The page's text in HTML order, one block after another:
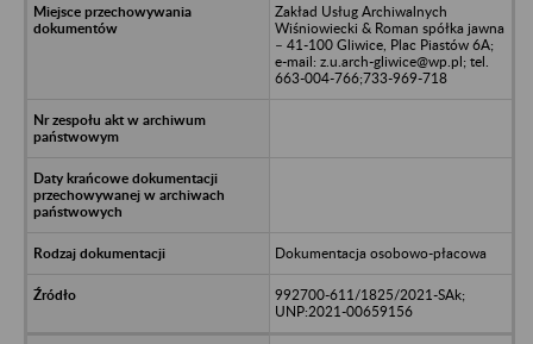
Zakład Usług Archiwalnych
Wiśniowiecki & Roman spółka jawna
– 41-100 Gliwice, Plac Piastów 6A;
e-mail: z.u.arch-gliwice@wp.pl; tel.
663-004-766;733-969-718
Dokumentacja osobowo-płacowa
992700-611/1825/2021-SAk;
UNP:2021-00659156